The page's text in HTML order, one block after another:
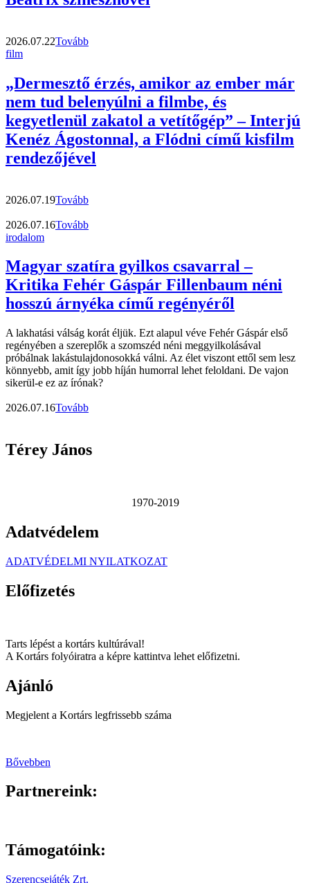
2026.07.22Tovább
film
„Dermesztő érzés, amikor az ember már
nem tud belenyúlni a filmbe, és
kegyetlenül zakatol a vetítőgép” – Interjú
Kenéz Ágostonnal, a Flódni című kisfilm
rendezőjével
2026.07.19Tovább
2026.07.16Tovább
irodalom
Magyar szatíra gyilkos csavarral –
Kritika Fehér Gáspár Fillenbaum néni
hosszú árnyéka című regényéről
A lakhatási válság korát éljük. Ezt alapul véve Fehér Gáspár első
regényében a szereplők a szomszéd néni meggyilkolásával
próbálnak lakástulajdonosokká válni. Az élet viszont ettől sem lesz
könnyebb, amit így jobb híján humorral lehet feloldani. De vajon
sikerül-e ez az írónak?
2026.07.16Tovább
Térey János
1970-2019
Adatvédelem
ADATVÉDELMI NYILATKOZAT
Előfizetés
Tarts lépést a kortárs kultúrával!
A Kortárs folyóiratra a képre kattintva lehet előfizetni.
Ajánló
Megjelent a Kortárs legfrissebb száma
Bővebben
Partnereink:
Támogatóink:
Szerencsejáték Zrt.